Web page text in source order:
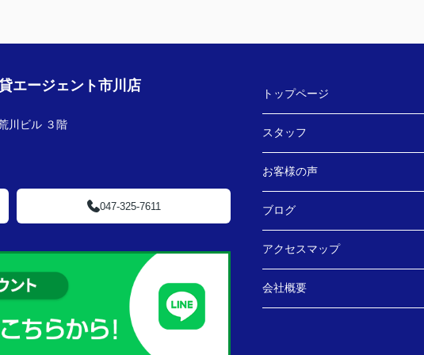
エージェント市川店
川ビル ３階
047-325-7611
トップページ
スタッフ
お客様の声
ブログ
アクセスマップ
会社概要